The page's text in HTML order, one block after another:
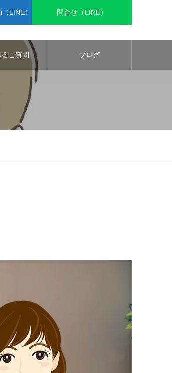
LINE） 問合せ（LINE）
るご質問 ブログ